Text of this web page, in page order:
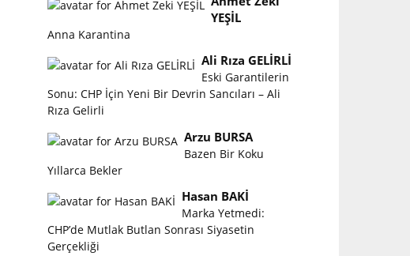
YEŞİL
Anna Karantina
Ali Rıza GELİRLİ
Eski Garantilerin
Sonu: CHP İçin Yeni Bir Devrin Sancıları – Ali
Rıza Gelirli
Arzu BURSA
Bazen Bir Koku
Yıllarca Bekler
Hasan BAKİ
Marka Yetmedi:
CHP’de Mutlak Butlan Sonrası Siyasetin
Gerçekliği